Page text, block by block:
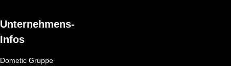
Unternehmens-
Infos
Dometic Gruppe